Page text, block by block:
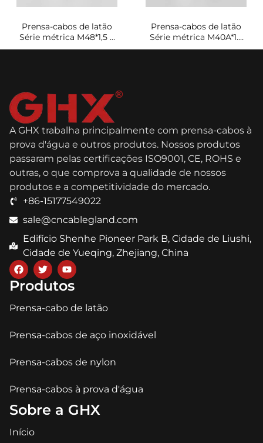
Prensa-cabos de latão
Série métrica M48*1,5 à
prova d'água e de poeira
Prensa-cabos de latão
Série métrica M40A*1.5
Automação industrial
A GHX trabalha principalmente com prensa-cabos à
prova d'água e outros produtos. Nossos produtos
passaram pelas certificações ISO9001, CE, ROHS e
outras, o que comprova a qualidade de nossos
produtos e a competitividade do mercado.
+86-15177549022
sale@cncablegland.com
Edifício Shenhe Pioneer Park B, Cidade de Liushi,
Cidade de Yueqing, Zhejiang, China
Produtos
Prensa-cabo de latão
Prensa-cabos de aço inoxidável
Prensa-cabos de nylon
Prensa-cabos à prova d'água
Sobre a GHX
Início